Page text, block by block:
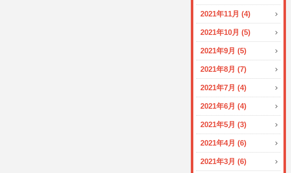
2021年11月 (4)
2021年10月 (5)
2021年9月 (5)
2021年8月 (7)
2021年7月 (4)
2021年6月 (4)
2021年5月 (3)
2021年4月 (6)
2021年3月 (6)